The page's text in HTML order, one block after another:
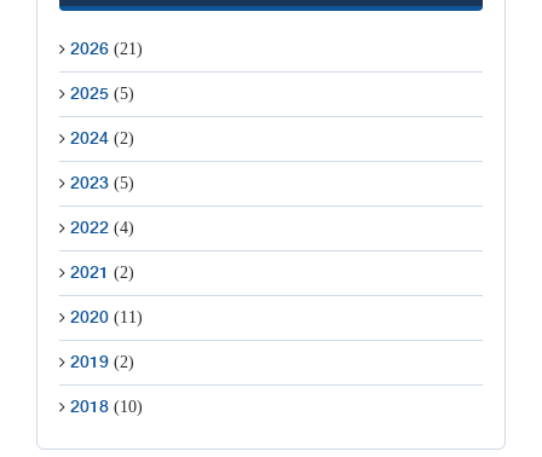
2026 (21)
2025 (5)
2024 (2)
2023 (5)
2022 (4)
2021 (2)
2020 (11)
2019 (2)
2018 (10)